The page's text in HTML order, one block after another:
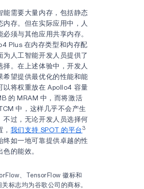
能需要大量内存，包括静态
内存。但在实际应用中，人
必须与其他应用共享内存。
Plus 在内存类型和内存配
为人工智能开发人员提供了
择。在上述体验中，开发人
希望提供最优化的性能和能
以将权重放在 Apollo4 容量
的 MRAM 中，而将激活
中，这样几乎不会产生
不过，无论开发人员选择何
我们支持 SPOT 的平台3
终如一地可靠提供卓越的性
色的能效。
、TensorFlow 徽标和
标志均为谷歌公司的商标。